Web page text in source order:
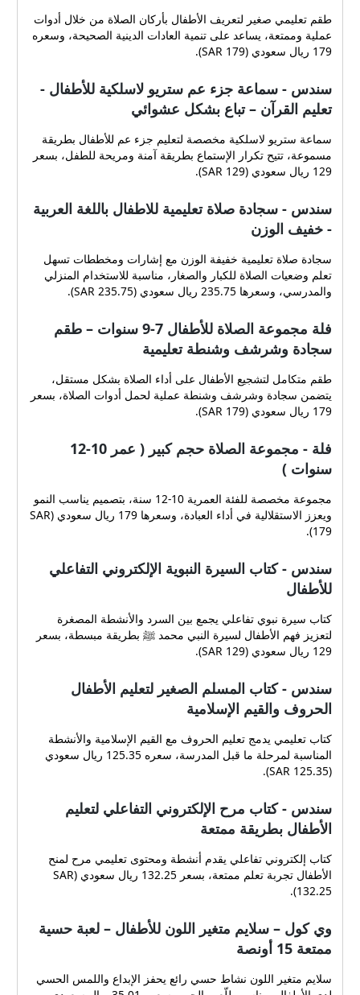
طقم تعليمي صغير لتعريف الأطفال بأركان الصلاة من خلال أدوات
عملية وممتعة، يساعد على تنمية العادات الدينية الصحيحة، وسعره
179 ريال سعودي (SAR 179).
سندس - سماعة جزء عم ستريو لاسلكية للأطفال -
تعليم القرآن – تباع بشكل عشوائي
سماعة ستريو لاسلكية مخصصة لتعليم جزء عم للأطفال بطريقة
مسموعة، تتيح تكرار الإستماع بطريقة آمنة ومريحة للطفل، بسعر
129 ريال سعودي (SAR 129).
سندس - سجادة صلاة تعليمية للاطفال باللغة العربية
- خفيف الوزن
سجادة صلاة تعليمية خفيفة الوزن مع إشارات ومخططات تسهل
تعلم وضعيات الصلاة للكبار والصغار، مناسبة للاستخدام المنزلي
والمدرسي، وسعرها 235.75 ريال سعودي (SAR 235.75).
فلة مجموعة الصلاة للأطفال 7-9 سنوات – طقم
سجادة وشرشف وشنطة تعليمية
طقم متكامل لتشجيع الأطفال على أداء الصلاة بشكل مستقل،
يتضمن سجادة وشرشف وشنطة عملية لحمل أدوات الصلاة، بسعر
179 ريال سعودي (SAR 179).
فلة - مجموعة الصلاة حجم كبير ( عمر 10-12
سنوات )
مجموعة مخصصة للفئة العمرية 10-12 سنة، بتصميم يناسب النمو
ويعزز الاستقلالية في أداء العبادة، وسعرها 179 ريال سعودي (SAR
179).
سندس - كتاب السيرة النبوية الإلكتروني التفاعلي
للأطفال
كتاب سيرة نبوي تفاعلي يجمع بين السرد والأنشطة المصغرة
لتعزيز فهم الأطفال لسيرة النبي محمد ﷺ بطريقة مبسطة، بسعر
129 ريال سعودي (SAR 129).
سندس - كتاب المسلم الصغير لتعليم الأطفال
الحروف والقيم الإسلامية
كتاب تعليمي يدمج تعليم الحروف مع القيم الإسلامية والأنشطة
المناسبة لمرحلة ما قبل المدرسة، سعره 125.35 ريال سعودي
(SAR 125.35).
سندس - كتاب مرح الإلكتروني التفاعلي لتعليم
الأطفال بطريقة ممتعة
كتاب إلكتروني تفاعلي يقدم أنشطة ومحتوى تعليمي مرح لمنح
الأطفال تجربة تعلم ممتعة، بسعر 132.25 ريال سعودي (SAR
132.25).
وي كول – سلايم متغير اللون للأطفال – لعبة حسية
ممتعة 15 أونصة
سلايم متغير اللون نشاط حسي رائع يحفز الإبداع واللمس الحسي